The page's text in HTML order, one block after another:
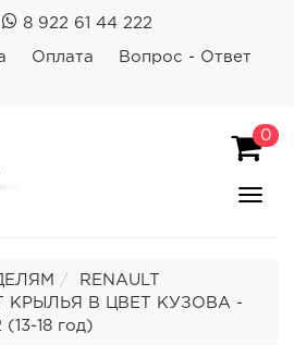
8 922 61 44 222
Оплата
Вопрос - Ответ
0
RENAULT
КРЫЛЬЯ В ЦВЕТ КУЗОВА -
(13-18 год)